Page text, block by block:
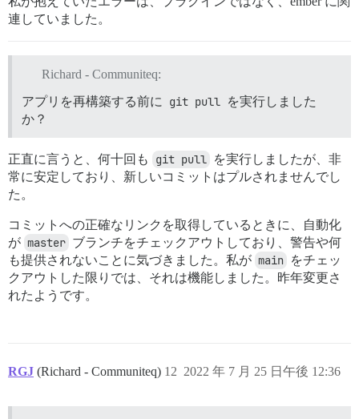
連していました。
Richard - Communiteq:
アプリを再構築する前に
git pull
を実行しました
か？
正直に言うと、何十回も git pull
を実行しましたが、非
常に安定しており、新しいコミットはプルされませんでし
た。
コミットへの正確なリンクを取得しているときに、自動化
が master ブランチをチェックアウトしており、警告や何
も提供されないことに気づきました。私が main をチェッ
クアウトした限りでは、それは機能しました。昨年変更さ
れたようです。
RGJ (Richard - Communiteq) 2022 年 7 月 25 日午後 12:36
12